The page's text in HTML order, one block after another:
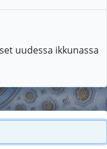
uudessa ikkunassa